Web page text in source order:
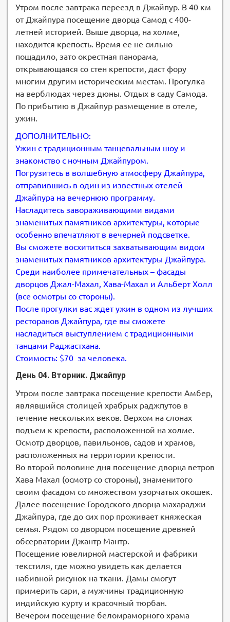
Утром после завтрака переезд в Джайпур. В 40 км
от Джайпура посещение дворца Самод с 400-
летней историей. Выше дворца, на холме,
находится крепость. Время ее не сильно
пощадило, зато окрестная панорама,
открывающаяся со стен крепости, даст фору
многим другим историческим местам. Прогулка
на верблюдах через дюны. Отдых в саду Самода.
По прибытию в Джайпур размещение в отеле,
ужин.
ДОПОЛНИТЕЛЬНО:
Ужин с традиционным танцевальным шоу и
знакомство с ночным Джайпуром.
Погрузитесь в волшебную атмосферу Джайпура,
отправившись в один из известных отелей
Джайпура на вечернюю программу.
Насладитесь завораживающими видами
знаменитых памятников архитектуры, которые
особенно впечатляют в вечерней подсветке.
Вы сможете восхититься захватывающим видом
знаменитых памятников архитектуры Джайпура.
Среди наиболее примечательных – фасады
дворцов Джал-Махал, Хава-Махал и Альберт Холл
(все осмотры со стороны).
После прогулки вас ждет ужин в одном из лучших
ресторанов Джайпура, где вы сможете
насладиться выступлением с традиционными
танцами Раджастхана.
Стоимость: $70 за человека.
День 04. Вторник. Джайпур
Утром после завтрака посещение крепости Амбер,
являвшийся столицей храбрых раджпутов в
течение нескольких веков. Верхом на слонах
подъем к крепости, расположенной на холме.
Осмотр дворцов, павильонов, садов и храмов,
расположенных на территории крепости.
Во второй половине дня посещение дворца ветров
Хава Махал (осмотр со стороны), знаменитого
своим фасадом со множеством узорчатых окошек.
Далее посещение Городского дворца махараджи
Джайпура, где до сих пор проживает княжеская
семья. Рядом со дворцом посещение древней
обсерватории Джантр Мантр.
Посещение ювелирной мастерской и фабрики
текстиля, где можно увидеть как делается
набивной рисунок на ткани. Дамы смогут
примерить сари, а мужчины традиционную
индийскую курту и красочный тюрбан.
Вечером посещение беломраморного храма